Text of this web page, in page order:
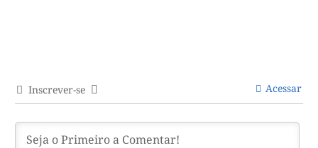
Inscrever-se Acessar